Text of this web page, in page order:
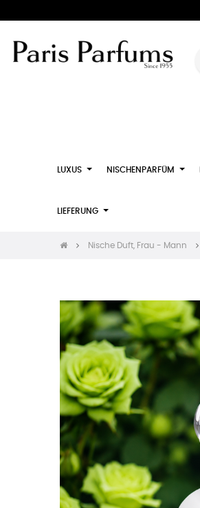
LUXUS NISCHENPARFÜM
LIEFERUNG
Nische Duft, Frau - Mann